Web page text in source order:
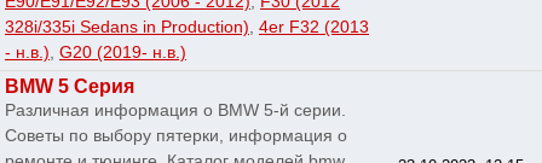
328i/335i Sedans in Production), 4er F32 (2013
- н.в.), G20 (2019- н.в.)
BMW 5 Серия
Различная информация о BMW 5-й серии.
Советы по выбору пятерки, информация о